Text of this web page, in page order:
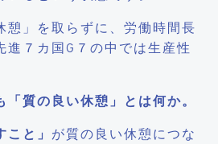
憩」を取らずに、労働時間長
進７カ国G７の中では生産性
質の良い休憩」とは何か。
と」 が質の良い休憩につな